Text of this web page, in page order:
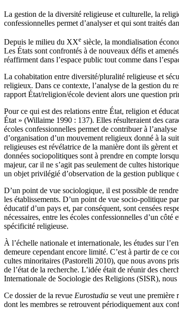
La gestion de la diversité religieuse et culturelle, la
confessionnelles permet d’analyser et qui sont traités
Depuis le milieu du XXe siècle, la mondialisation
Les États sont confrontés à de nouveaux défis et
réaffirment dans l’espace public tout comme dans
La cohabitation entre diversité/pluralité religieuse et
religieux. Dans ce contexte, l’analyse de la gestion du
rapport État/religion/école devient alors une question
Pour ce qui est des relations entre État, religion et
État » (Willaime 1990 : 137). Elles résulteraient des
écoles confessionnelles permet de contribuer à
d’organisation d’un mouvement religieux donné à la
religieuses est révélatrice de la manière dont ils gèrent
données sociopolitiques sont à prendre en compte
majeur, car il ne s’agit pas seulement de cultes
un objet privilégié d’observation de la gestion
D’un point de vue sociologique, il est possible de
les établissements. D’un point de vue socio-politique
éducatif d’un pays et, par conséquent, sont censées
nécessaires, entre les écoles confessionnelles d’un
spécificité religieuse.
À l’échelle nationale et internationale, les études sur
demeure cependant encore limité. C’est à partir de ce
cultes minoritaires (Pastorelli 2010), que nous avons
de l’état de la recherche. L’idée était de réunir des
Internationale de Sociologie des Religions (SISR), nous
Ce dossier de la revue Eurostudia se veut une première
dont les membres se retrouvent périodiquement aux